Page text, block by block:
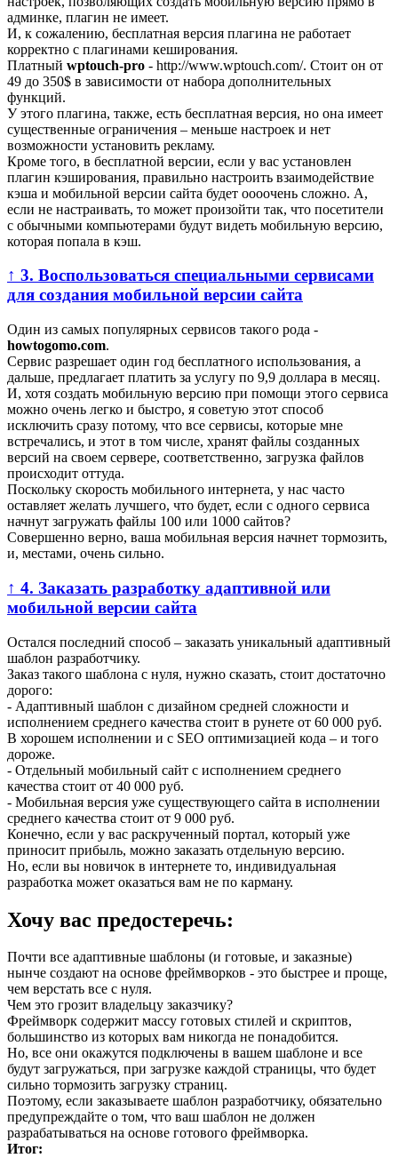
админке, плагин не имеет.
И, к сожалению, бесплатная версия плагина не работает
корректно с плагинами кеширования.
Платный wptouch-pro - http://www.wptouch.com/. Стоит он от
49 до 350$ в зависимости от набора дополнительных
функций.
У этого плагина, также, есть бесплатная версия, но она имеет
существенные ограничения – меньше настроек и нет
возможности установить рекламу.
Кроме того, в бесплатной версии, если у вас установлен
плагин кэширования, правильно настроить взаимодействие
кэша и мобильной версии сайта будет оооочень сложно. А,
если не настраивать, то может произойти так, что посетители
с обычными компьютерами будут видеть мобильную версию,
которая попала в кэш.
↑ 3. Воспользоваться специальными сервисами
для создания мобильной версии сайта
Один из самых популярных сервисов такого рода -
howtogomo.com.
Сервис разрешает один год бесплатного использования, а
дальше, предлагает платить за услугу по 9,9 доллара в месяц.
И, хотя создать мобильную версию при помощи этого сервиса
можно очень легко и быстро, я советую этот способ
исключить сразу потому, что все сервисы, которые мне
встречались, и этот в том числе, хранят файлы созданных
версий на своем сервере, соответственно, загрузка файлов
происходит оттуда.
Поскольку скорость мобильного интернета, у нас часто
оставляет желать лучшего, что будет, если с одного сервиса
начнут загружать файлы 100 или 1000 сайтов?
Совершенно верно, ваша мобильная версия начнет тормозить,
и, местами, очень сильно.
↑ 4. Заказать разработку адаптивной или
мобильной версии сайта
Остался последний способ – заказать уникальный адаптивный
шаблон разработчику.
Заказ такого шаблона с нуля, нужно сказать, стоит достаточно
дорого:
- Адаптивный шаблон с дизайном средней сложности и
исполнением среднего качества стоит в рунете от 60 000 руб.
В хорошем исполнении и с SEO оптимизацией кода – и того
дороже.
- Отдельный мобильный сайт с исполнением среднего
качества стоит от 40 000 руб.
- Мобильная версия уже существующего сайта в исполнении
среднего качества стоит от 9 000 руб.
Конечно, если у вас раскрученный портал, который уже
приносит прибыль, можно заказать отдельную версию.
Но, если вы новичок в интернете то, индивидуальная
разработка может оказаться вам не по карману.
Хочу вас предостеречь:
Почти все адаптивные шаблоны (и готовые, и заказные)
нынче создают на основе фреймворков - это быстрее и проще,
чем верстать все с нуля.
Чем это грозит владельцу заказчику?
Фреймворк содержит массу готовых стилей и скриптов,
большинство из которых вам никогда не понадобится.
Но, все они окажутся подключены в вашем шаблоне и все
будут загружаться, при загрузке каждой страницы, что будет
сильно тормозить загрузку страниц.
Поэтому, если заказываете шаблон разработчику, обязательно
предупреждайте о том, что ваш шаблон не должен
разрабатываться на основе готового фреймворка.
Итог: